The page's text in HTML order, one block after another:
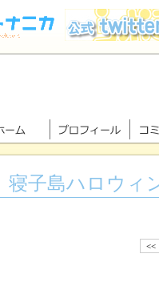
寝子島ハロウィ
<<